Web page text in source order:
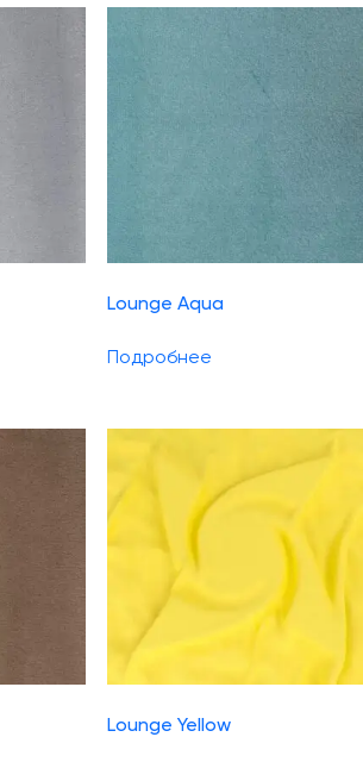
Lounge Aqua
Подробнее
Lounge Yellow